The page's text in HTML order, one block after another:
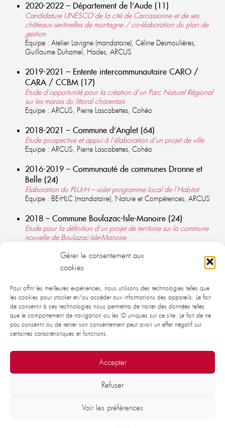
Gérer le consentement aux
cookies
Pour offrir les meilleures expériences, nous utilisons des technologies telles que
les cookies pour stocker et/ou accéder aux informations des appareils. Le fait
de consentir à ces technologies nous permettra de traiter des données telles
que le comportement de navigation ou les ID uniques sur ce site. Le fait de ne
pas consentir ou de retirer son consentement peut avoir un effet négatif sur
certaines caractéristiques et fonctions.
Accepter
Refuser
Voir les préférences
2020-2022 – Département de l’Aude (11)
Candidature UNESCO de la cité de Carcassonne et de ses
châteaux sentinelles de montagne / co-élaboration du plan de
gestion
Equipe : Atelier Lavigne (mandataire), Céline Desmoulières,
Guillaume Duhamel, Hades, ARCUS
2019-2021 – Entente intercommunautaire CARO /
CARA / CCBM (17)
Etude d’opportunité pour la création d’un Parc Naturel Régional
sur les marais du littoral charentais
Equipe : ARCUS, Pierre Lascabettes, Cohéo
2018-2021 – Commune d’Anglet (64)
Etude prospective et appui à l’élaboration d’un projet de ville
Equipe : ARCUS, Pierre Lascabettes, Cohéo
2016-2019 – Communauté de communes Dronne et
Belle (24)
Elaboration du PLUi-H – volet programme local de l’Habitat
Equipe : BE-HLC (mandataire), Nature et Compétences, ARCUS
2018 – Commune Boulazac-Isle-Manoire (24)
Etude pour la définition d’un projet de territoire sur la commune
nouvelle de Boulazac-Isle-Manoire
2013-2021 – SMERSCOT (33)
Equipe : Jean Marieu, Pierre Lascabettes (mandataire), Francis
Cuillier, Folléa-Gautier, Nicolas Mugnier, Des villes et des
hommes, Rivière Environnement, ARCUS, Cohéo, Xavier Boissy